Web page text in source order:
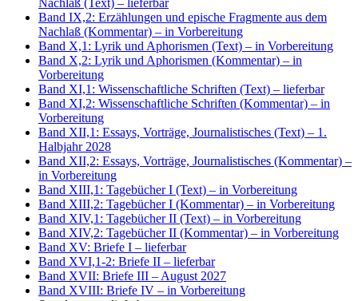
Nachlaß (Text) – lieferbar
Band IX,2: Erzählungen und epische Fragmente aus dem
Nachlaß (Kommentar) – in Vorbereitung
Band X,1: Lyrik und Aphorismen (Text) – in Vorbereitung
Band X,2: Lyrik und Aphorismen (Kommentar) – in
Vorbereitung
Band XI,1: Wissenschaftliche Schriften (Text) – lieferbar
Band XI,2: Wissenschaftliche Schriften (Kommentar) – in
Vorbereitung
Band XII,1: Essays, Vorträge, Journalistisches (Text) – 1.
Halbjahr 2028
Band XII,2: Essays, Vorträge, Journalistisches (Kommentar) –
in Vorbereitung
Band XIII,1: Tagebücher I (Text) – in Vorbereitung
Band XIII,2: Tagebücher I (Kommentar) – in Vorbereitung
Band XIV,1: Tagebücher II (Text) – in Vorbereitung
Band XIV,2: Tagebücher II (Kommentar) – in Vorbereitung
Band XV: Briefe I – lieferbar
Band XVI,1-2: Briefe II – lieferbar
Band XVII: Briefe III – August 2027
Band XVIII: Briefe IV – in Vorbereitung